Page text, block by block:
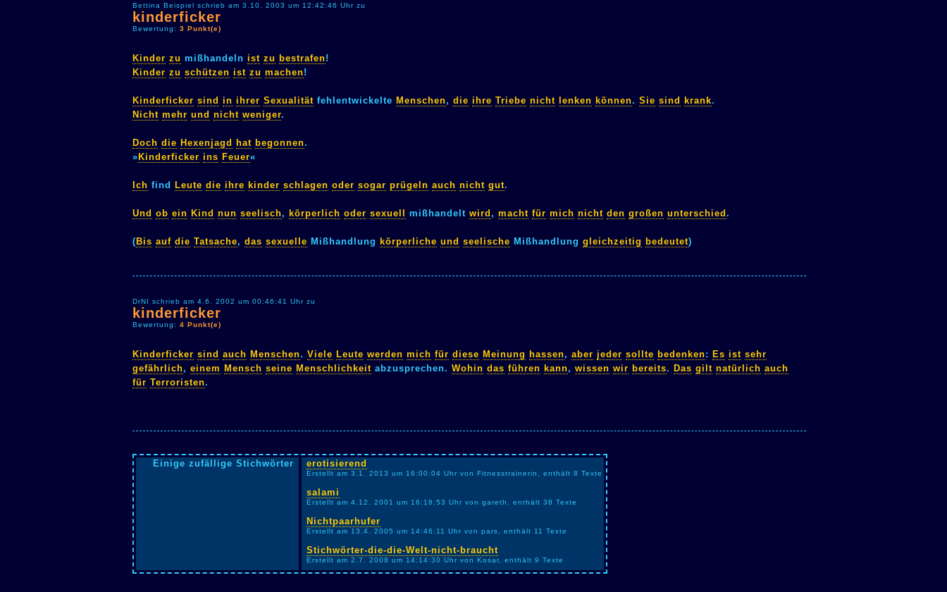
Bettina Beispiel schrieb am 3.10. 2003 um 12:42:46 Uhr zu
kinderficker
Bewertung: 3 Punkt(e)
Kinder zu mißhandeln ist zu bestrafen!
Kinder zu schützen ist zu machen!
Kinderficker sind in ihrer Sexualität fehlentwickelte Menschen, die ihre Triebe nicht lenken können. Sie sind krank.
Nicht mehr und nicht weniger.
Doch die Hexenjagd hat begonnen.
»Kinderficker ins Feuer«
Ich find Leute die ihre kinder schlagen oder sogar prügeln auch nicht gut.
Und ob ein Kind nun seelisch, körperlich oder sexuell mißhandelt wird , macht für mich nicht den großen unterschied.
(Bis auf die Tatsache, das sexuelle Mißhandlung körperliche und seelische Mißhandlung gleichzeitig bedeutet)
DrNI schrieb am 4.6. 2002 um 00:46:41 Uhr zu
kinderficker
Bewertung: 4 Punkt(e)
Kinderficker sind auch Menschen. Viele Leute werden mich für diese Meinung hassen, aber jeder sollte bedenken: Es ist sehr
gefährlich, einem Mensch seine Menschlichkeit abzusprechen. Wohin das führen kann, wissen wir bereits. Das gilt natürlich auch
für Terroristen.
Einige zufällige Stichwörter erotisierend
Erstellt am 3.1. 2013 um 16:00:04 Uhr von Fitnesstrainerin, enthält 8 Texte
salami
Erstellt am 4.12. 2001 um 16:18:53 Uhr von gareth, enthält 38 Texte
Nichtpaarhufer
Erstellt am 13.4. 2005 um 14:46:11 Uhr von pars, enthält 11 Texte
Stichwörter-die-die-Welt-nicht-braucht
Erstellt am 2.7. 2008 um 14:14:30 Uhr von Kosar, enthält 9 Texte